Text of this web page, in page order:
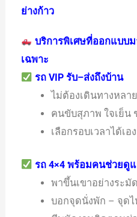
ย่างก้าว
บริการพิเศษที่ออกแบบ
เฉพาะ
รถ VIP รับ–ส่งถึงบ้าน
ไม่ต้องเดินทางหลา
คนขับสุภาพ ใจเย็น
เลือกรอบเวลาได้เ
รถ 4×4 พร้อมคนช่วยดู
พาขึ้นเขาอย่างระมั
บอกจุดนั่งพัก – จุด